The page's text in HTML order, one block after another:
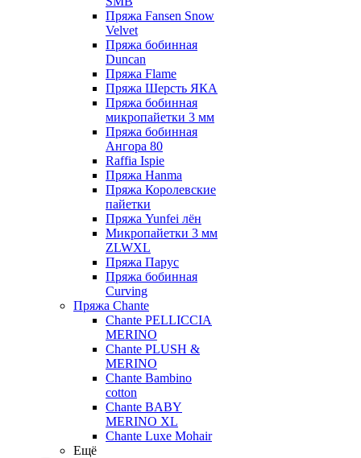
Пряжа Fansen Snow
Velvet
Пряжа бобинная
Duncan
Пряжа Flame
Пряжа Шерсть ЯКА
Пряжа бобинная
микропайетки 3 мм
Пряжа бобинная
Ангора 80
Raffia Ispie
Пряжа Hanma
Пряжа Королевские
пайетки
Пряжа Yunfei лён
Микропайетки 3 мм
ZLWXL
Пряжа Парус
Пряжа бобинная
Curving
Пряжа Chante
Chante PELLICCIA
MERINO
Chante PLUSH &
MERINO
Chante Bambino
cotton
Chante BABY
MERINO XL
Chante Luxe Mohair
Ещё